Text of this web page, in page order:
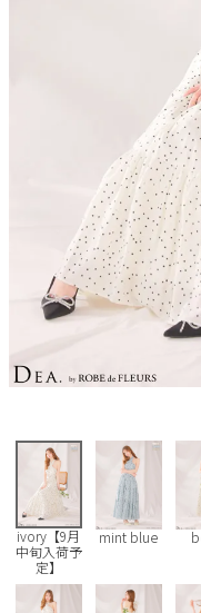
GLAMOROUS
JENNNY
COMEX
Rechercher
ivory【9月
中旬入荷予
定】
mint blue